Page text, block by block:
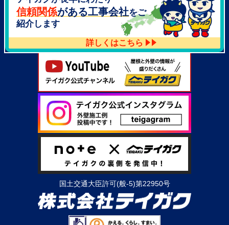
TEL：072-521-2637
信頼関係がある工事会社をご
紹介します
詳しくはこちら
国土交通大臣許可(般-5)第22950号